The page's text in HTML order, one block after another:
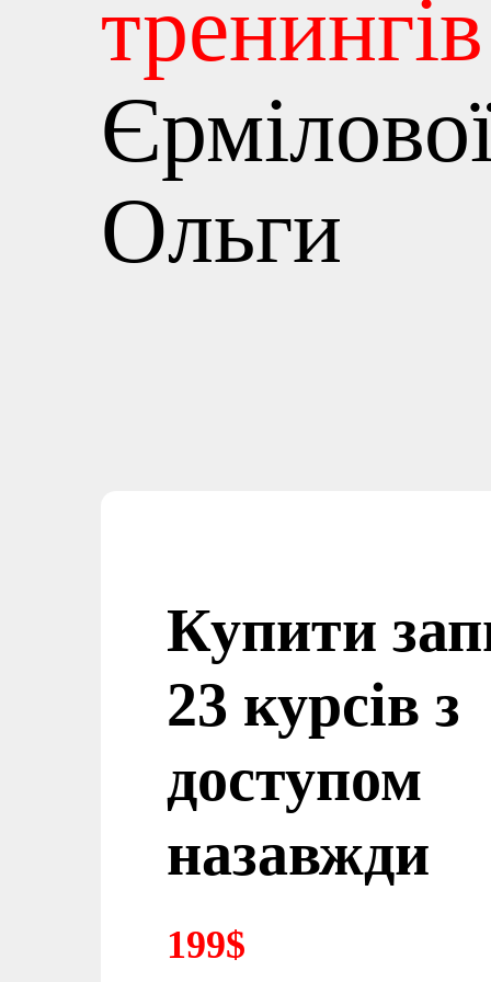
тренингів
Ольги
Купити
23 курсів з
доступом
назавжди
199$